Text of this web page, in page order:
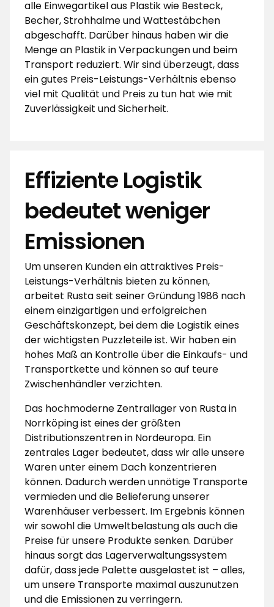
alle Einwegartikel aus Plastik wie Besteck,
Becher, Strohhalme und Wattestäbchen
abgeschafft. Darüber hinaus haben wir die
Menge an Plastik in Verpackungen und beim
Transport reduziert. Wir sind überzeugt, dass
ein gutes Preis-Leistungs-Verhältnis ebenso
viel mit Qualität und Preis zu tun hat wie mit
Zuverlässigkeit und Sicherheit.
Effiziente Logistik
bedeutet weniger
Emissionen
Um unseren Kunden ein attraktives Preis-
Leistungs-Verhältnis bieten zu können,
arbeitet Rusta seit seiner Gründung 1986 nach
einem einzigartigen und erfolgreichen
Geschäftskonzept, bei dem die Logistik eines
der wichtigsten Puzzleteile ist. Wir haben ein
hohes Maß an Kontrolle über die Einkaufs- und
Transportkette und können so auf teure
Zwischenhändler verzichten.
Das hochmoderne Zentrallager von Rusta in
Norrköping ist eines der größten
Distributionszentren in Nordeuropa. Ein
zentrales Lager bedeutet, dass wir alle unsere
Waren unter einem Dach konzentrieren
können. Dadurch werden unnötige Transporte
vermieden und die Belieferung unserer
Warenhäuser verbessert. Im Ergebnis können
wir sowohl die Umweltbelastung als auch die
Preise für unsere Produkte senken. Darüber
hinaus sorgt das Lagerverwaltungssystem
dafür, dass jede Palette ausgelastet ist – alles,
um unsere Transporte maximal auszunutzen
und die Emissionen zu verringern.